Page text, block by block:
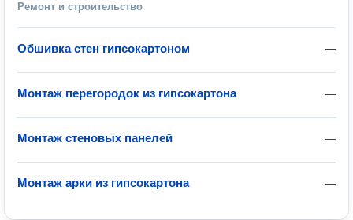
Ремонт и строительство
—
Обшивка стен гипсокартоном
—
Монтаж перегородок из гипсокартона
—
Монтаж стеновых панелей
—
Монтаж арки из гипсокартона